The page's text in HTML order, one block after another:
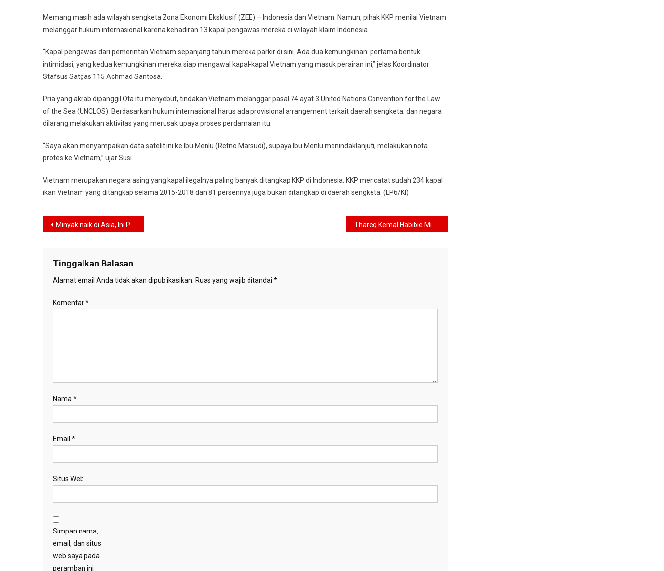
Memang masih ada wilayah sengketa Zona Ekonomi Eksklusif (ZEE) – Indonesia dan Vietnam. Namun, pihak KKP menilai Vietnam
melanggar hukum internasional karena kehadiran 13 kapal pengawas mereka di wilayah klaim Indonesia.
“Kapal pengawas dari pemerintah Vietnam sepanjang tahun mereka parkir di sini. Ada dua kemungkinan: pertama bentuk
intimidasi, yang kedua kemungkinan mereka siap mengawal kapal-kapal Vietnam yang masuk perairan ini,” jelas Koordinator
Stafsus Satgas 115 Achmad Santosa.
Pria yang akrab dipanggil Ota itu menyebut, tindakan Vietnam melanggar pasal 74 ayat 3 United Nations Convention for the Law
of the Sea (UNCLOS). Berdasarkan hukum internasional harus ada provisional arrangement terkait daerah sengketa, dan negara
dilarang melakukan aktivitas yang merusak upaya proses perdamaian itu.
“Saya akan menyampaikan data satelit ini ke Ibu Menlu (Retno Marsudi), supaya Ibu Menlu menindaklanjuti, melakukan nota
protes ke Vietnam,” ujar Susi.
Vietnam merupakan negara asing yang kapal ilegalnya paling banyak ditangkap KKP di Indonesia. KKP mencatat sudah 234 kapal
ikan Vietnam yang ditangkap selama 2015-2018 dan 81 persennya juga bukan ditangkap di daerah sengketa. (LP6/KI)
Navigasi
Minyak naik di Asia, Ini Pemicunya
Tinggalkan Balasan
Alamat email Anda tidak akan dipublikasikan. Ruas yang wajib ditandai *
Komentar*
Nama *
Email *
Situs Web
Simpan nama,
email, dan situs
web saya pada
peramban ini